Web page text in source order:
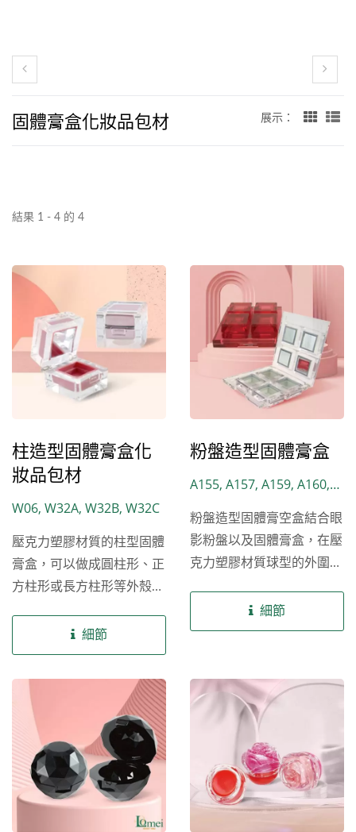
固體膏盒化妝品包材 展示：
結果 1 - 4 的 4
柱造型固體膏盒化
妝品包材
W06, W32A, W32B, W32C
壓克力塑膠材質的柱型固體
膏盒，可以做成圓柱形、正
方柱形或長方柱形等外殼造
製化顏色，掀蓋可以提供補
妝鏡做安置，也有相應尺寸
凍、唇膜、遮瑕膏、唇泥、
體香膏等油膏狀品項。 除
了現有公版的壓克力外殼的
柱型固體膏盒包材外，樂美
化粧品提供其客製化模具服
務，以及後加工服務包括燙
細節
粉盤造型固體膏盒
A155, A157, A159, A160,
粉盤造型固體膏空盒結合眼
影粉盤以及固體膏盒，在壓
克力塑膠材質球型的外圍增
便拿取，統稱盤型固體膏
盒，可視需求搭配噴漆或客
等油膏狀品項。 除了現有
公版的壓克力外殼的盤型固
體膏盒包材外，樂美化粧品
提供其客製化模具服務，以
及後加工服務包括燙金、印
刷和熱轉印等，讓您可以創
造出屬於自己品牌風格的盤
細節